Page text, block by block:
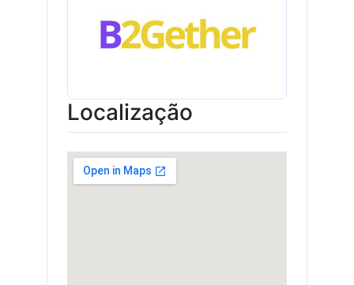
Localização